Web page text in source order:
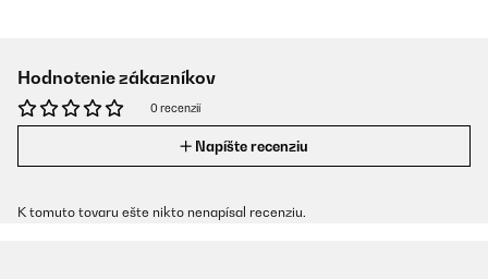
Hodnotenie zákazníkov
0 recenzií
Napíšte recenziu
K tomuto tovaru ešte nikto nenapísal recenziu.